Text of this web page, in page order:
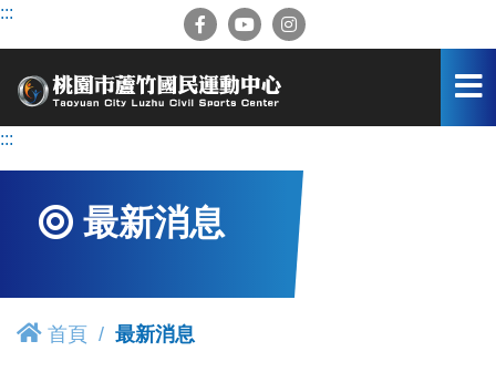
跳
容
:::
:::
最新消息
首頁 最新消息